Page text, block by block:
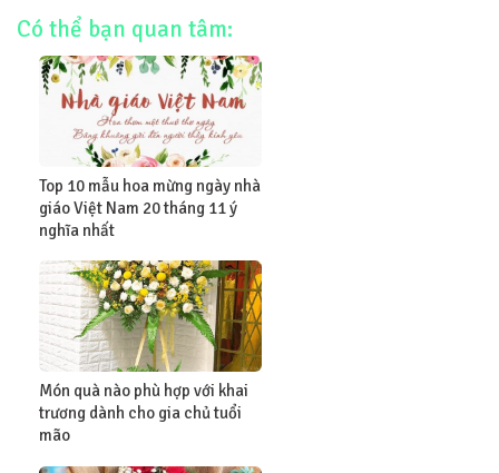
Có thể bạn quan tâm:
Top 10 mẫu hoa mừng ngày nhà
giáo Việt Nam 20 tháng 11 ý
nghĩa nhất
Món quà nào phù hợp với khai
trương dành cho gia chủ tuổi
mão